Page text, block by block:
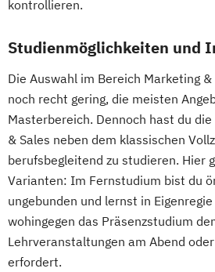
kontrollieren.
Studienmöglichkeiten und
Die Auswahl im Bereich Marketing
noch recht gering, die meisten
Masterbereich. Dennoch hast du
& Sales neben dem klassischen
berufsbegleitend zu studieren. Hier
Varianten: Im Fernstudium bist du
ungebunden und lernst in
wohingegen das Präsenzstudium
Lehrveranstaltungen am Abend
erfordert.